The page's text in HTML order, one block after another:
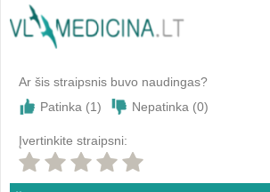
Ar šis straipsnis buvo naudingas?
Patinka (1) Nepatinka (0)
Įvertinkite straipsni: